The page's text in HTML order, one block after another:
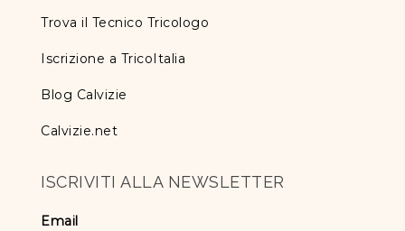
Trova il Tecnico Tricologo
Iscrizione a TricoItalia
Blog Calvizie
Calvizie.net
ISCRIVITI ALLA NEWSLETTER
Email